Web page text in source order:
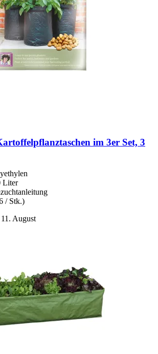
im 3er Set, 3
Liter
/ Stk.)
August